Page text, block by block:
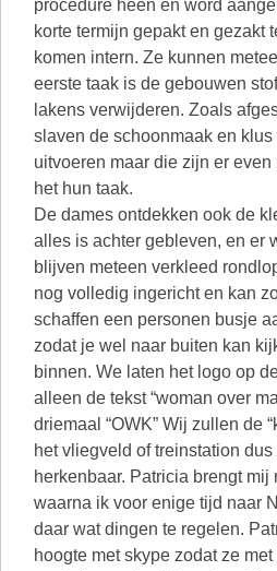
procedure heen en word
korte termijn gepakt en gezakt
komen intern. Ze kunnen
eerste taak is de gebouwen
lakens verwijderen. Zoals
slaven de schoonmaak en
uitvoeren maar die zijn er
het hun taak.
De dames ontdekken ook de
alles is achter gebleven, en er
blijven meteen verkleed
nog volledig ingericht en kan
schaffen een personen busje
zodat je wel naar buiten kan
binnen. We laten het logo op
alleen de tekst “woman over
driemaal “OWK” Wij zullen de
het vliegveld of treinstation
herkenbaar. Patricia brengt mij
waarna ik voor enige tijd naar
daar wat dingen te regelen.
hoogte met skype zodat ze